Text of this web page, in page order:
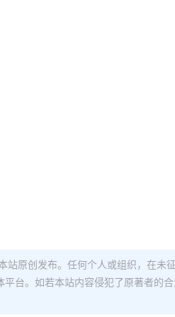
站原创发布。任何个人或组织，在未
台。如若本站内容侵犯了原著者的